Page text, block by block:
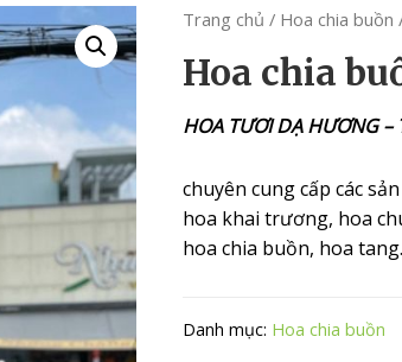
Trang chủ / Hoa chia buồn
Hoa chia
HOA TƯƠI DẠ HƯƠNG –
chuyên cung cấp các
hoa khai trương, hoa
hoa chia buồn, hoa
Danh mục: Hoa chia buồn